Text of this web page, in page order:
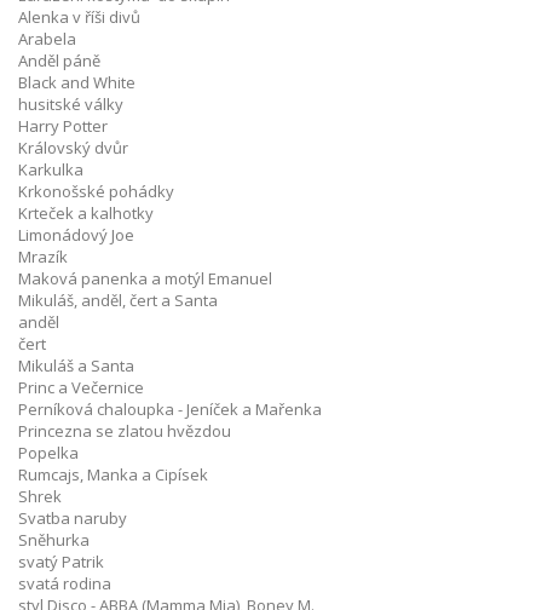
Alenka v říši divů
Arabela
Anděl páně
Black and White
husitské války
Harry Potter
Královský dvůr
Karkulka
Krkonošské pohádky
Krteček a kalhotky
Limonádový Joe
Mrazík
Maková panenka a motýl Emanuel
Mikuláš, anděl, čert a Santa
anděl
čert
Mikuláš a Santa
Princ a Večernice
Perníková chaloupka - Jeníček a Mařenka
Princezna se zlatou hvězdou
Popelka
Rumcajs, Manka a Cipísek
Shrek
Svatba naruby
Sněhurka
svatý Patrik
svatá rodina
styl Disco - ABBA (Mamma Mia), Boney M.